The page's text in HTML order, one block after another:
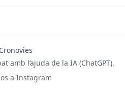
amb l’ajuda de la IA (ChatGPT).
a Instagram